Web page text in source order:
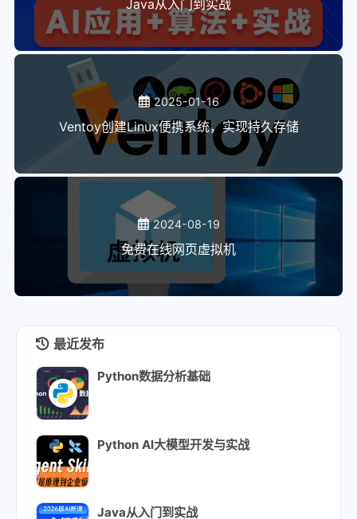
Java从入门到实战
2025-01-16
Ventoy创建Linux便携系统，实现持久存储
2024-08-19
免费在线网页虚拟机
最近发布
Python数据分析基础
Python AI大模型开发与实战
Java从入门到实战